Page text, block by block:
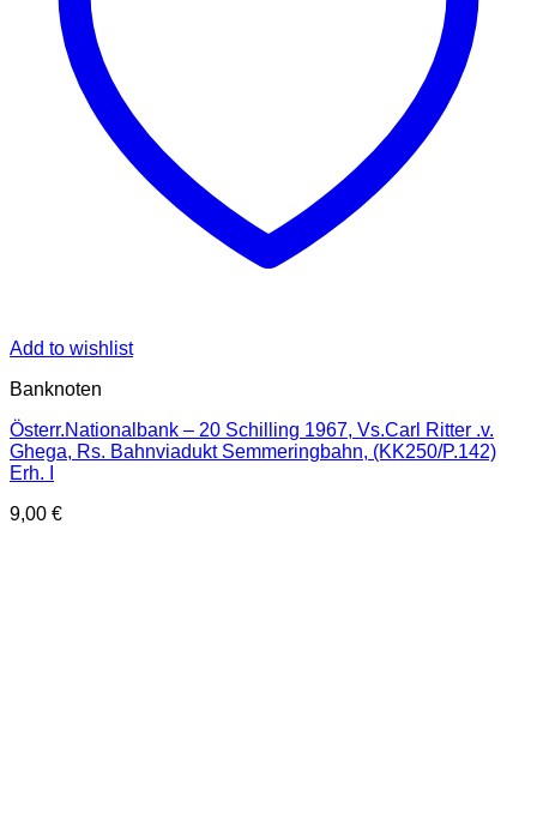
Add to wishlist
Banknoten
Österr.Nationalbank – 20 Schilling 1967, Vs.Carl Ritter .v.
Ghega, Rs. Bahnviadukt Semmeringbahn, (KK250/P.142)
Erh. I
9,00 €